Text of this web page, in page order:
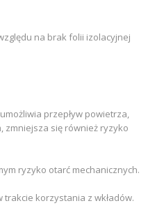
na brak folii izolacyjnej
przepływ powietrza,
zmniejsza się również ryzyko
ryzyko otarć mechanicznych.
korzystania z wkładów.